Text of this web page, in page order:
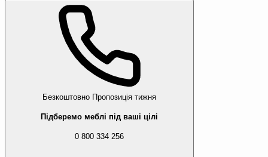
Безкоштовно Пропозиція тижня
Підберемо меблі під ваші цілі
0 800 334 256